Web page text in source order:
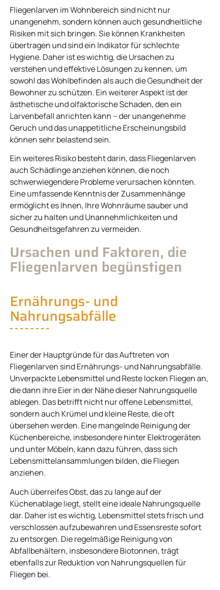
Fliegenlarven im Wohnbereich sind nicht nur
unangenehm, sondern können auch gesundheitliche
Risiken mit sich bringen. Sie können Krankheiten
übertragen und sind ein Indikator für schlechte
Hygiene. Daher ist es wichtig, die Ursachen zu
verstehen und effektive Lösungen zu kennen, um
sowohl das Wohlbefinden als auch die Gesundheit der
Bewohner zu schützen. Ein weiterer Aspekt ist der
ästhetische und olfaktorische Schaden, den ein
Larvenbefall anrichten kann – der unangenehme
Geruch und das unappetitliche Erscheinungsbild
können sehr belastend sein.
Ein weiteres Risiko besteht darin, dass Fliegenlarven
auch Schädlinge anziehen können, die noch
schwerwiegendere Probleme verursachen könnten.
Eine umfassende Kenntnis der Zusammenhänge
ermöglicht es Ihnen, Ihre Wohnräume sauber und
sicher zu halten und Unannehmlichkeiten und
Gesundheitsgefahren zu vermeiden.
Ursachen und Faktoren, die
Fliegenlarven begünstigen
Ernährungs- und
Nahrungsabfälle
Einer der Hauptgründe für das Auftreten von
Fliegenlarven sind Ernährungs- und Nahrungsabfälle.
Unverpackte Lebensmittel und Reste locken Fliegen an,
die dann ihre Eier in der Nähe dieser Nahrungsquelle
ablegen. Das betrifft nicht nur offene Lebensmittel,
sondern auch Krümel und kleine Reste, die oft
übersehen werden. Eine mangelnde Reinigung der
Küchenbereiche, insbesondere hinter Elektrogeräten
und unter Möbeln, kann dazu führen, dass sich
Lebensmittelansammlungen bilden, die Fliegen
anziehen.
Auch überreifes Obst, das zu lange auf der
Küchenablage liegt, stellt eine ideale Nahrungsquelle
dar. Daher ist es wichtig, Lebensmittel stets frisch und
verschlossen aufzubewahren und Essensreste sofort
zu entsorgen. Die regelmäßige Reinigung von
Abfallbehältern, insbesondere Biotonnen, trägt
ebenfalls zur Reduktion von Nahrungsquellen für
Fliegen bei.